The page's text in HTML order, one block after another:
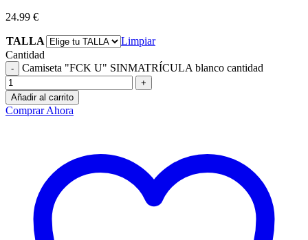
24.99 €
TALLA
Limpiar
Cantidad
Camiseta "FCK U" SINMATRÍCULA blanco cantidad
Añadir al carrito
Comprar Ahora